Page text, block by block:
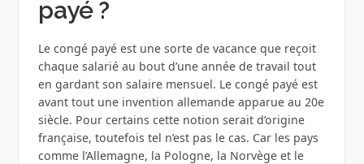
payé ?
Le congé payé est une sorte de vacance que reçoit
chaque salarié au bout d’une année de travail tout
en gardant son salaire mensuel. Le congé payé est
avant tout une invention allemande apparue au 20e
siècle. Pour certains cette notion serait d’origine
française, toutefois tel n’est pas le cas. Car les pays
comme l’Allemagne, la Pologne, la Norvège et le